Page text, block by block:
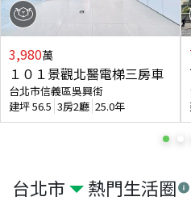
台北市 熱門生活圈
3,980萬
１０１景觀北醫電梯三房車
台北市信義區吳興街
建坪56.5 3房2廳 25.0年